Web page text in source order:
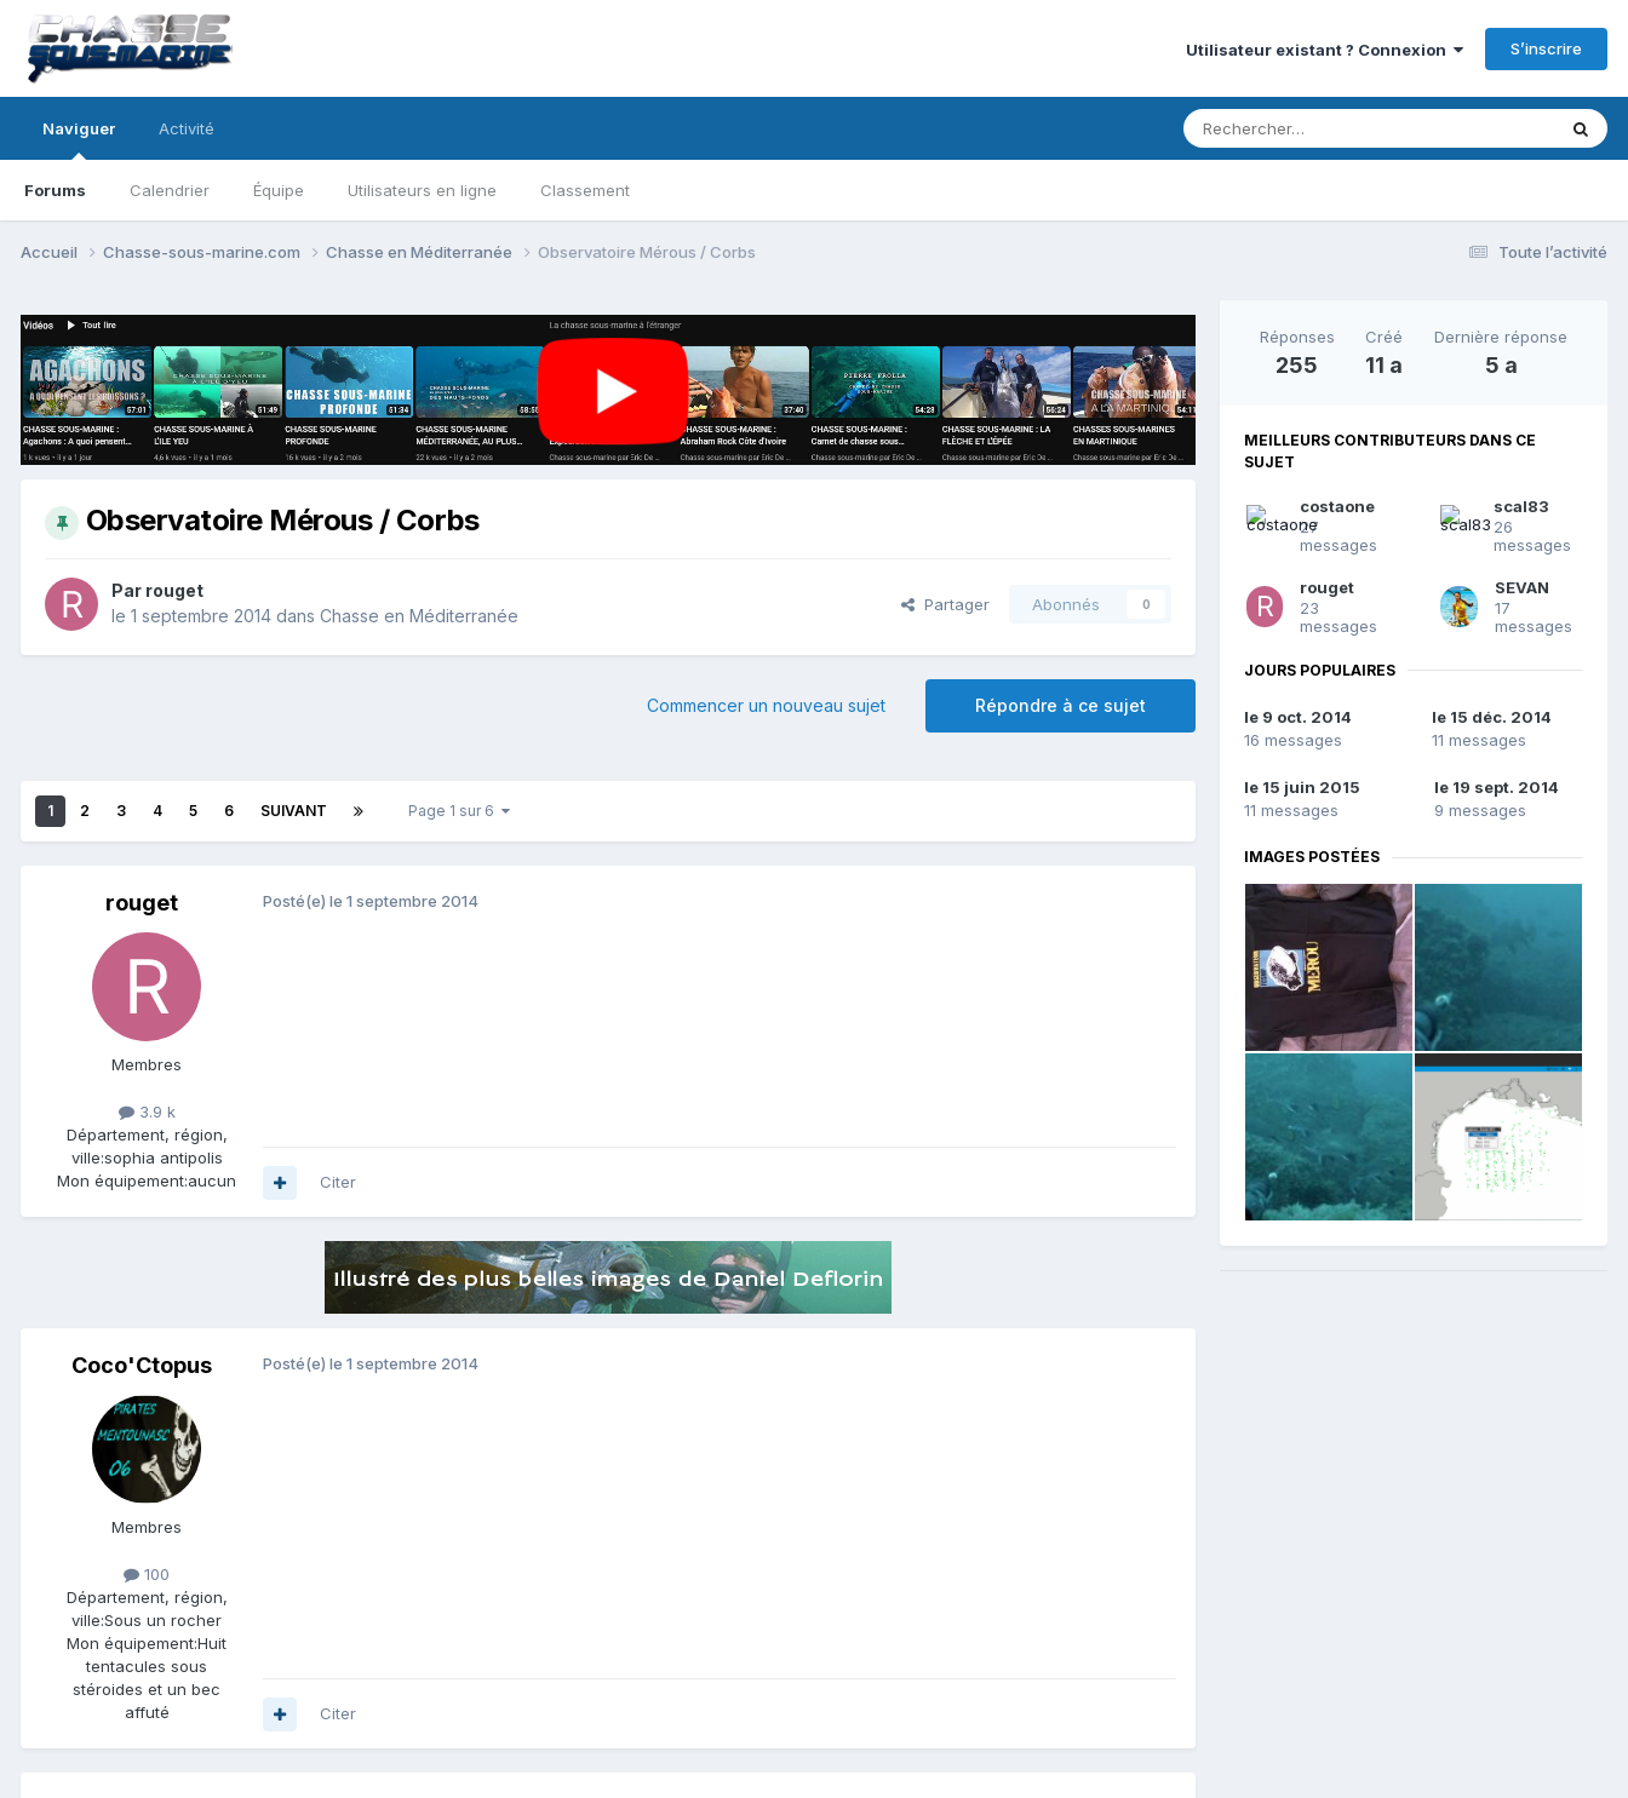
Utilisateur existant ? Connexion S’inscrire
Naviguer
Forums Calendrier Équipe Utilisateurs en ligne Classement
Activité
Toute l’activité
Accueil Chasse-sous-marine.com Chasse en Méditerranée Observatoire Mérous / Corbs
Observatoire Mérous / Corbs
Par rouget
le 1 septembre 2014 dans Chasse en Méditerranée
Partager Abonnés 0
Répondre à ce sujet
Commencer un nouveau sujet
1 2 3 4 5 6 SUIVANT Page 1 sur 6
rouget
Membres
3.9 k
Département, région,
ville:sophia antipolis
Mon équipement:aucun
Posté(e) le 1 septembre 2014
Citer
Coco'Ctopus
Membres
100
Département, région,
ville:Sous un rocher
Mon équipement:Huit
tentacules sous
stéroides et un bec
affuté
Posté(e) le 1 septembre 2014
Citer
Réponses
255
Créé
11 a
Dernière réponse
5 a
MEILLEURS CONTRIBUTEURS DANS CE
SUJET
costaone
27
messages
scal83
26
messages
rouget
23
messages
SEVAN
17
messages
JOURS POPULAIRES
le 9 oct. 2014
16 messages
le 15 déc. 2014
11 messages
le 15 juin 2015
11 messages
le 19 sept. 2014
9 messages
IMAGES POSTÉES